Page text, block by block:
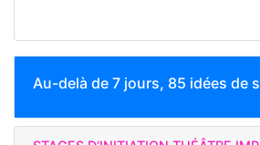
Au-delà de 7 jours, 85 idées de